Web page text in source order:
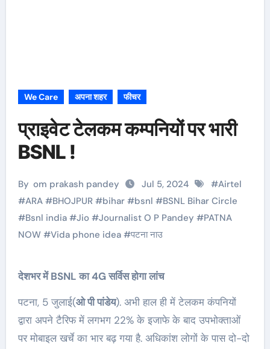
We Care अपना शहर फीचर
प्राइवेट टेलकम कम्पनियों पर भारी
BSNL !
By om prakash pandey Jul 5, 2024 #Airtel
#ARA#BHOJPUR#bihar#bsnl #BSNL Bihar Circle
#Bsnl india#Jio#Journalist O P Pandey #PATNA
NOW #Vida phone idea#पटना नाउ
देशभर में BSNL का 4G सर्विस होगा लांच
पटना, 5 जुलाई(ओ पी पांडेय). अभी हाल ही में टेलकम कंपनियों
द्वारा अपने टैरिफ में लगभग 22% के इजाफे के बाद उपभोक्ताओं
पर मोबाइल खर्चे का भार बढ़ गया है. अधिकांश लोगों के पास दो-दो